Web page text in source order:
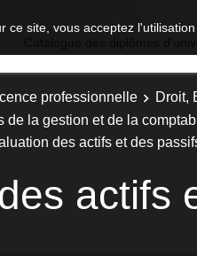
ce site, vous acceptez
professionnelle Droit,
de la gestion et de la
des actifs et des
actifs